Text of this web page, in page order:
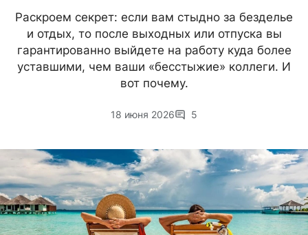
Раскроем секрет: если вам стыдно за безделье
и отдых, то после выходных или отпуска вы
гарантированно выйдете на работу куда более
уставшими, чем ваши «бесстыжие» коллеги. И
вот почему.
18 июня 2026 5